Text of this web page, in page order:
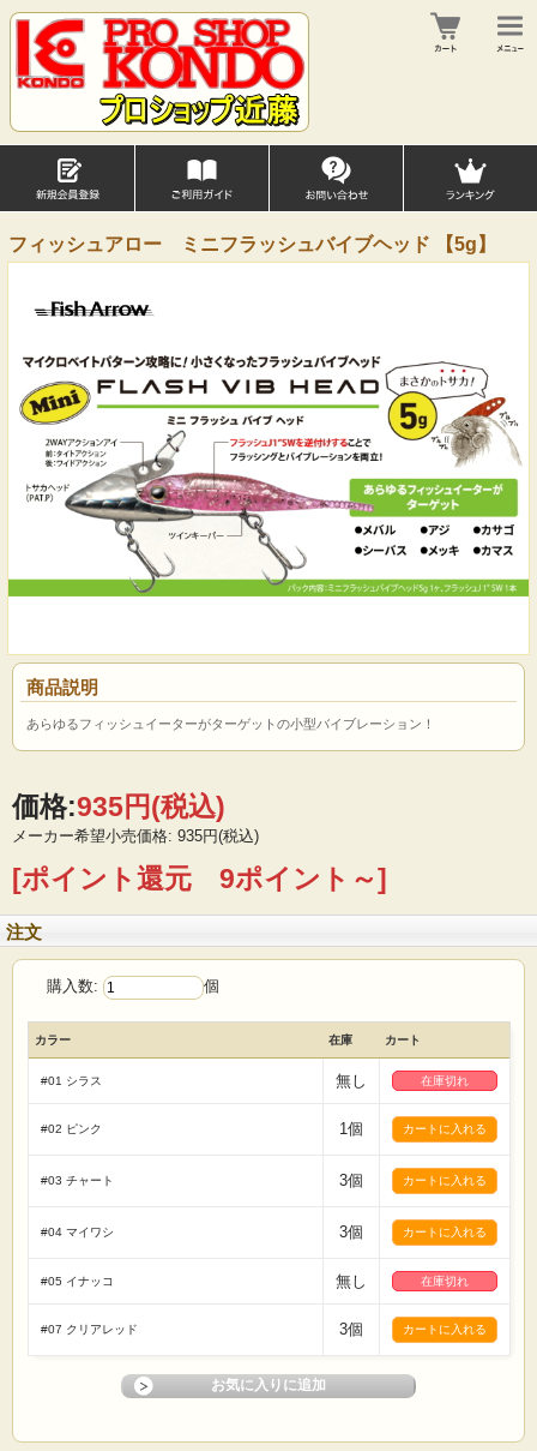
フィッシュアロー ミニフラッシュバイブヘッド 【5g】
商品説明
あらゆるフィッシュイーターがターゲットの小型バイブレーション！
価格:935円(税込)
メーカー希望小売価格: 935円(税込)
[ポイント還元 9ポイント～]
注文
購入数: 個
カラー 在庫 カート
#01 シラス 無し 在庫切れ
#02 ピンク 1個
#03 チャート 3個
#04 マイワシ 3個
#05 イナッコ 無し 在庫切れ
#07 クリアレッド 3個